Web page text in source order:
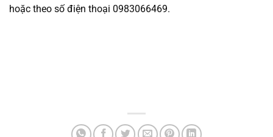
hoặc theo số điện thoại 0983066469.